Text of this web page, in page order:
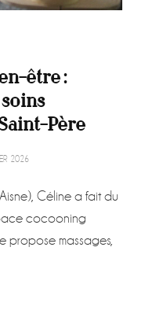
être :
Père
2026
Céline a fait du
cocooning
propose massages,